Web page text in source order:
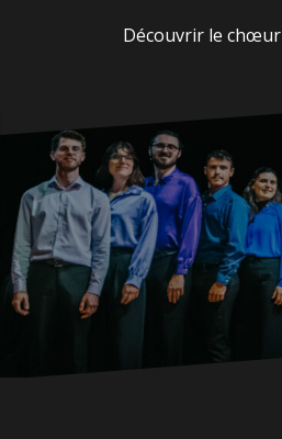
Découvrir le chœur